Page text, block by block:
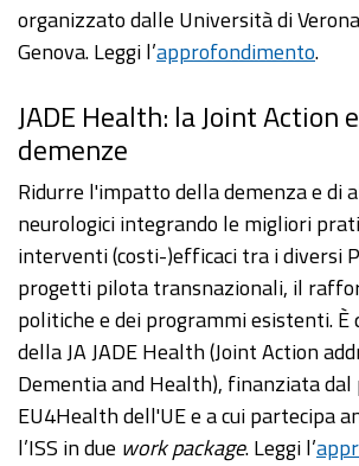
organizzato dalle Università di
Genova. Leggi l’approfondimento.
JADE Health: la Joint Action
demenze
Ridurre l'impatto della demenza e di
neurologici integrando le migliori
interventi (costi-)efficaci tra i diversi
progetti pilota transnazionali, il
politiche e dei programmi esistenti. È
della JA JADE Health (Joint Action
Dementia and Health), finanziata
EU4Health dell'UE e a cui partecipa
l’ISS in due work package. Leggi l’